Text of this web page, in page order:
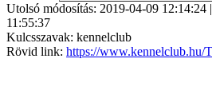
Utolsó módosítás: 2019-04-09 12:14:24
11:55:37
Kulcsszavak: kennelclub
Rövid link: https://www.kennelclub.hu/